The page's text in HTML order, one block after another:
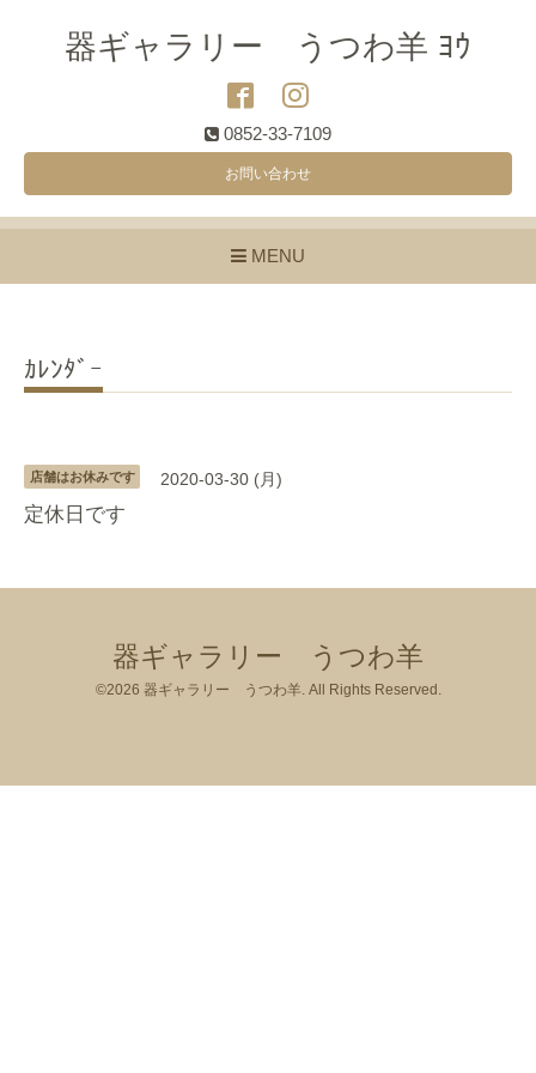
器ギャラリー うつわ羊 ﾖｳ
0852-33-7109
お問い合わせ
MENU
ｶﾚﾝﾀﾞｰ
店舗はお休みです 2020-03-30 (月)
定休日です
器ギャラリー うつわ羊
©2026 器ギャラリー うつわ羊. All Rights Reserved.